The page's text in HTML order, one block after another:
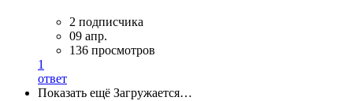
2 подписчика
09 апр.
136 просмотров
1
ответ
Показать ещё Загружается…